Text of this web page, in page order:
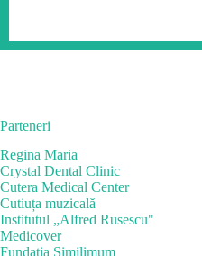
Parteneri
Regina Maria
Crystal Dental Clinic
Cutera Medical Center
Cutiuța muzicală
Institutul „Alfred Rusescu"
Medicover
Fundaţia Similimum